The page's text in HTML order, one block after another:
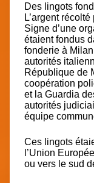
Des lingots
L’argent
Signe d’une
étaient fondus
fonderie à
autorités
République de
coopération
et la Guardia
autorités
équipe
Ces lingots
l’Union
ou vers le sud